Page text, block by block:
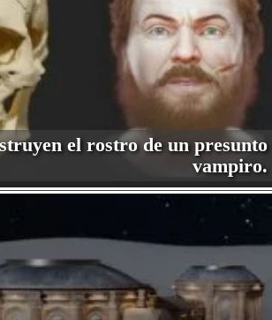
el rostro de un presunto
vampiro.